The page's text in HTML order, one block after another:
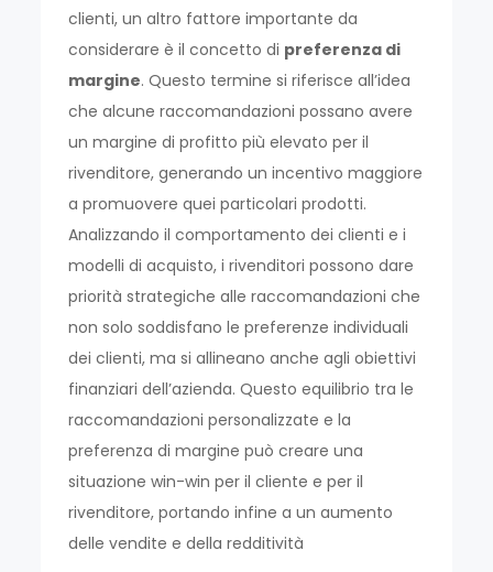
clienti, un altro fattore importante da
considerare è il concetto di preferenza di
margine. Questo termine si riferisce all’idea
che alcune raccomandazioni possano avere
un margine di profitto più elevato per il
rivenditore, generando un incentivo maggiore
a promuovere quei particolari prodotti.
Analizzando il comportamento dei clienti e i
modelli di acquisto, i rivenditori possono dare
priorità strategiche alle raccomandazioni che
non solo soddisfano le preferenze individuali
dei clienti, ma si allineano anche agli obiettivi
finanziari dell’azienda. Questo equilibrio tra le
raccomandazioni personalizzate e la
preferenza di margine può creare una
situazione win-win per il cliente e per il
rivenditore, portando infine a un aumento
delle vendite e della redditività